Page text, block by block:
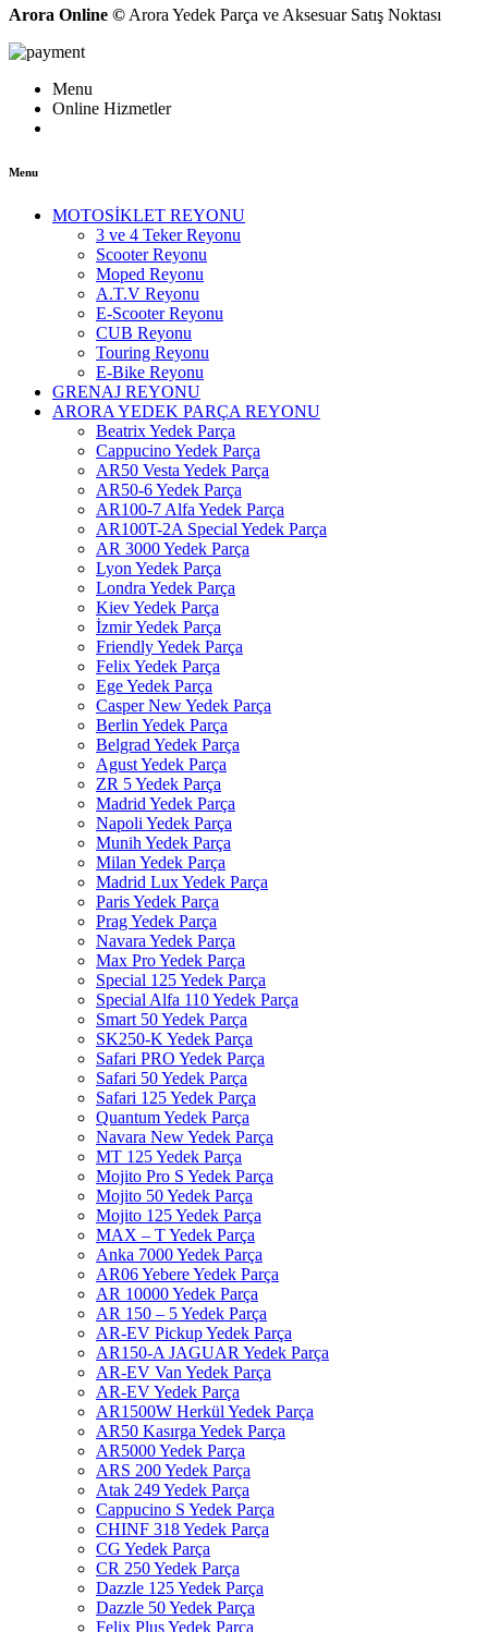
Arora Online © Arora Yedek Parça ve Aksesuar Satış Noktası
Menu
Online Hizmetler
Menu
MOTOSİKLET REYONU
3 ve 4 Teker Reyonu
Scooter Reyonu
Moped Reyonu
A.T.V Reyonu
E-Scooter Reyonu
CUB Reyonu
Touring Reyonu
E-Bike Reyonu
GRENAJ REYONU
ARORA YEDEK PARÇA REYONU
Beatrix Yedek Parça
Cappucino Yedek Parça
AR50 Vesta Yedek Parça
AR50-6 Yedek Parça
AR100-7 Alfa Yedek Parça
AR100T-2A Special Yedek Parça
AR 3000 Yedek Parça
Lyon Yedek Parça
Londra Yedek Parça
Kiev Yedek Parça
İzmir Yedek Parça
Friendly Yedek Parça
Felix Yedek Parça
Ege Yedek Parça
Casper New Yedek Parça
Berlin Yedek Parça
Belgrad Yedek Parça
Agust Yedek Parça
ZR 5 Yedek Parça
Madrid Yedek Parça
Napoli Yedek Parça
Munih Yedek Parça
Milan Yedek Parça
Madrid Lux Yedek Parça
Paris Yedek Parça
Prag Yedek Parça
Navara Yedek Parça
Max Pro Yedek Parça
Special 125 Yedek Parça
Special Alfa 110 Yedek Parça
Smart 50 Yedek Parça
SK250-K Yedek Parça
Safari PRO Yedek Parça
Safari 50 Yedek Parça
Safari 125 Yedek Parça
Quantum Yedek Parça
Navara New Yedek Parça
MT 125 Yedek Parça
Mojito Pro S Yedek Parça
Mojito 50 Yedek Parça
Mojito 125 Yedek Parça
MAX – T Yedek Parça
Anka 7000 Yedek Parça
AR06 Yebere Yedek Parça
AR 10000 Yedek Parça
AR 150 – 5 Yedek Parça
AR-EV Pickup Yedek Parça
AR150-A JAGUAR Yedek Parça
AR-EV Van Yedek Parça
AR-EV Yedek Parça
AR1500W Herkül Yedek Parça
AR50 Kasırga Yedek Parça
AR5000 Yedek Parça
ARS 200 Yedek Parça
Atak 249 Yedek Parça
Cappucino S Yedek Parça
CHINF 318 Yedek Parça
CG Yedek Parça
CR 250 Yedek Parça
Dazzle 125 Yedek Parça
Dazzle 50 Yedek Parça
Felix Plus Yedek Parça